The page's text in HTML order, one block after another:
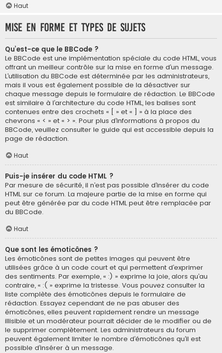
Haut
Mise en forme et types de sujets
Qu’est-ce que le BBCode ?
Le BBCode est une implémentation spéciale du code HTML, vous
offrant un meilleur contrôle sur la mise en forme d’un message.
L’utilisation du BBCode est déterminée par les administrateurs,
mais il vous est également possible de la désactiver sur
chaque message depuis le formulaire de rédaction. Le BBCode
est similaire à l’architecture du code HTML, les balises sont
contenues entre des crochets « [ » et « ] » à la place des
chevrons « < » et « > ». Pour plus d’informations à propos du
BBCode, veuillez consulter le guide qui est accessible depuis la
page de rédaction.
Haut
Puis-je insérer du code HTML ?
Par mesure de sécurité, il n’est pas possible d’insérer du code
HTML sur ce forum. La majeure partie de la mise en forme qui
peut être générée par du code HTML peut être remplacée par
du BBCode.
Haut
Que sont les émoticônes ?
Les émoticônes sont de petites images qui peuvent être
utilisées grâce à un code court et qui permettent d’exprimer
des sentiments. Par exemple, « :) » exprime la joie, alors qu’au
contraire, « :( » exprime la tristesse. Vous pouvez consulter la
liste complète des émoticônes depuis le formulaire de
rédaction. Essayez cependant de ne pas abuser des
émoticônes, elles peuvent rapidement rendre un message
illisible et un modérateur pourrait décider de le modifier ou de
le supprimer complètement. Les administrateurs du forum
peuvent également limiter le nombre d’émoticônes qu’il est
possible d’insérer à un message.